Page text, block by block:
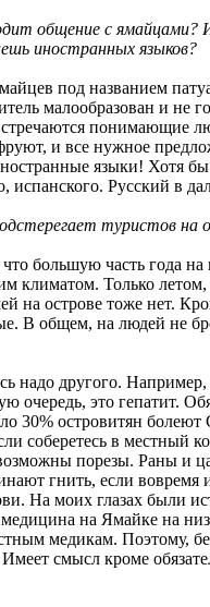
общение с ямайцами?
иностранных языков?
под названием
малообразован и не
понимающие
и все нужное
языки! Хотя
испанского. Русский в
туристов на
большую часть года
климатом. Только
на острове тоже нет.
В общем, на людей не
надо другого.
очередь, это гепатит.
30% островитян
соберетесь в местный
порезы. Раны и
гнить, если
На моих глазах были
на Ямайке на
медикам. Поэтому,
смысл кроме